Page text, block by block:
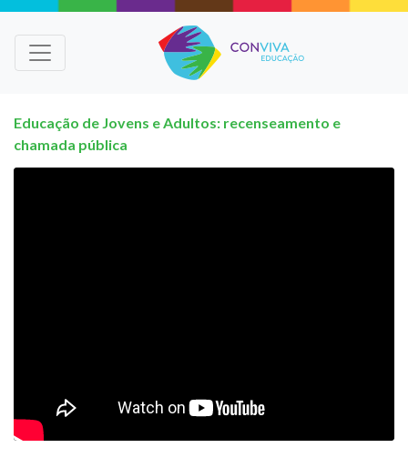
Educação de Jovens e Adultos: recenseamento e
chamada pública